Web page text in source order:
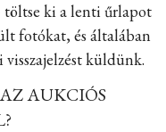
töltse ki a lenti űrlapot
fotókat, és általában
küldünk.
AUKCIÓS